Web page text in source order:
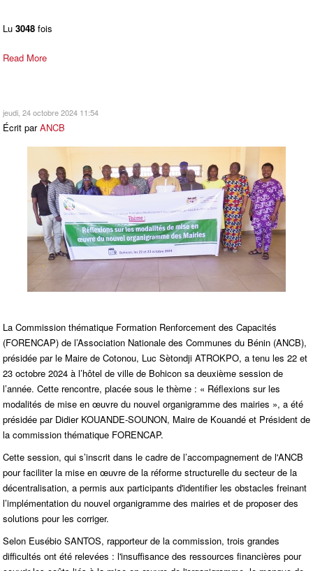
Lu 3048 fois
Read More
jeudi, 24 octobre 2024 11:54
Écrit parANCB
La Commission thématique Formation Renforcement des Capacités
(FORENCAP) de l’Association Nationale des Communes du Bénin (ANCB),
présidée par le Maire de Cotonou, Luc Sètondji ATROKPO, a tenu les 22 et
23 octobre 2024 à l’hôtel de ville de Bohicon sa deuxième session de
l’année. Cette rencontre, placée sous le thème : « Réflexions sur les
modalités de mise en œuvre du nouvel organigramme des mairies », a été
présidée par Didier KOUANDE-SOUNON, Maire de Kouandé et Président de
la commission thématique FORENCAP.
Cette session, qui s’inscrit dans le cadre de l’accompagnement de l'ANCB
pour faciliter la mise en œuvre de la réforme structurelle du secteur de la
décentralisation, a permis aux participants d'identifier les obstacles freinant
l’implémentation du nouvel organigramme des mairies et de proposer des
solutions pour les corriger.
Selon Eusébio SANTOS, rapporteur de la commission, trois grandes
difficultés ont été relevées : l'insuffisance des ressources financières pour